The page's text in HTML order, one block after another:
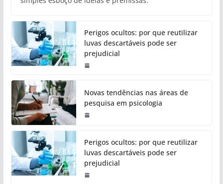
Perigos ocultos: por que reutilizar
luvas descartáveis pode ser
prejudicial
Novas tendências nas áreas de
pesquisa em psicologia
Perigos ocultos: por que reutilizar
luvas descartáveis pode ser
prejudicial